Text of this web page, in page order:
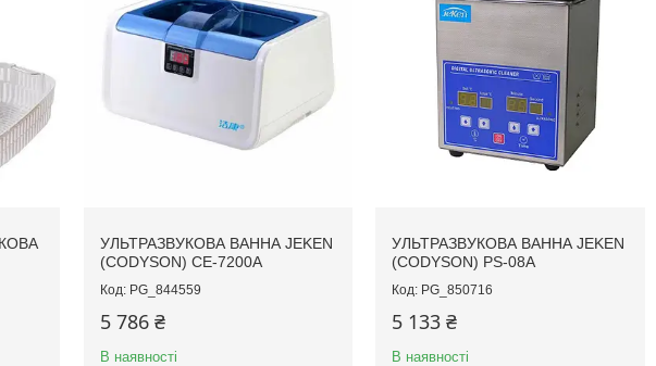
УЛЬТРАЗВУКОВА ВАННА JEKEN
(CODYSON) CE-7200A
PG_844559
5 786 ₴
В наявності
УЛЬТРАЗВУКОВА ВАННА JEKEN
(CODYSON) PS-08A
PG_850716
5 133 ₴
В наявності